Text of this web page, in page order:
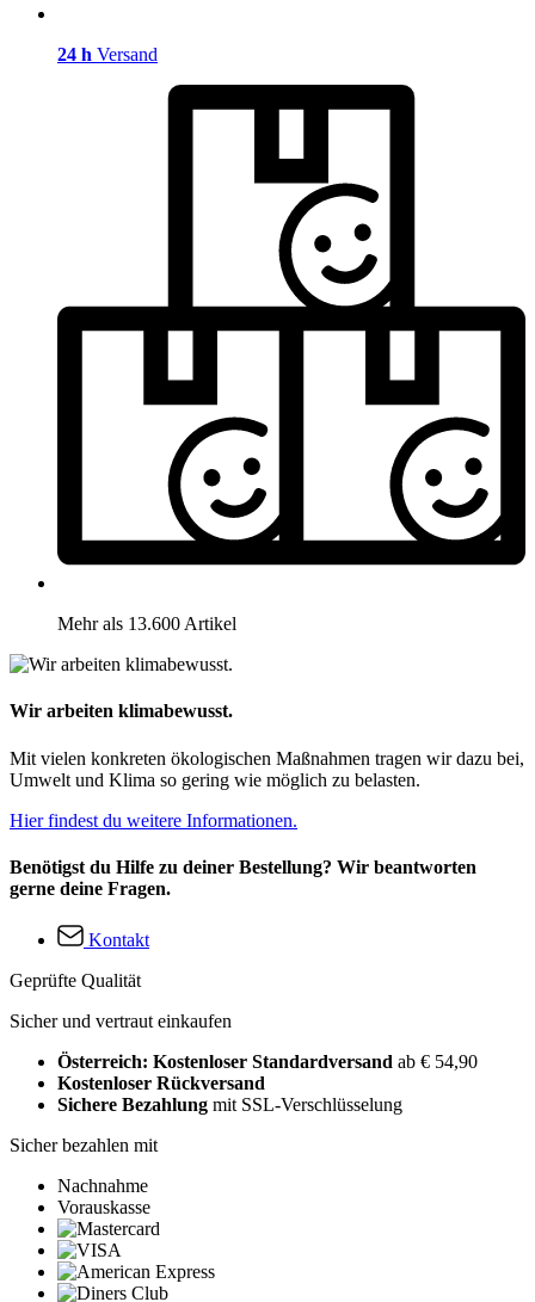
24 h Versand
Mehr als 13.600 Artikel
Wir arbeiten klimabewusst.
Mit vielen konkreten ökologischen Maßnahmen tragen wir dazu bei,
Umwelt und Klima so gering wie möglich zu belasten.
Hier findest du weitere Informationen.
Benötigst du Hilfe zu deiner Bestellung? Wir beantworten
gerne deine Fragen.
Kontakt
Geprüfte Qualität
Sicher und vertraut einkaufen
Österreich: Kostenloser Standardversand ab € 54,90
Kostenloser Rückversand
Sichere Bezahlung mit SSL-Verschlüsselung
Sicher bezahlen mit
Nachnahme
Vorauskasse